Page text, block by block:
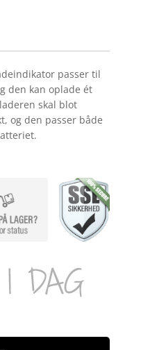
passer til
den kan oplade ét
skal blot
og den passer både